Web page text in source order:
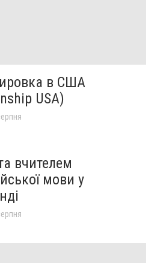
в США
USA)
вчителем
мови у